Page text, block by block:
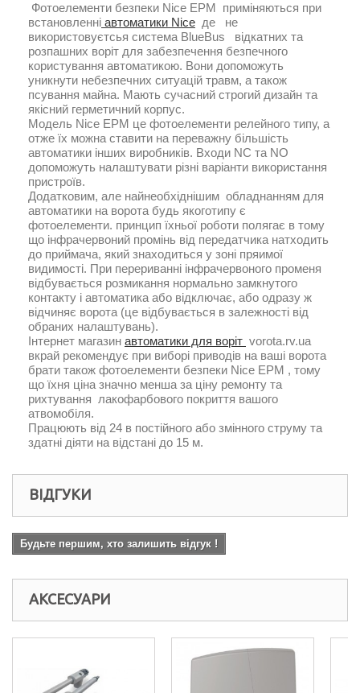
Фотоелементи безпеки Nice EPM приміняються при
встановленні автоматики Nice де
не
використовуєтсья система BlueBus
відкатних та
розпашних воріт для забезпечення безпечного
користування автоматикою. Вони допоможуть
уникнути небезпечних ситуацій травм, а також
псування майна. Мають сучасний строгий дизайн та
якісний герметичний корпус.
Модель Nice EPM це фотоелементи релейного типу, а
отже їх можна ставити на переважну більшість
автоматики інших виробників. Входи NC та NO
допоможуть налаштувати різні варіанти використання
пристроїв.
Додатковим, але найнеобхіднішим обладнанням для
автоматики на ворота будь якоготипу є
фотоелементи. принцип їхньої роботи полягає в тому
що інфрачервоний промінь від передатчика натходить
до приймача, який знаходиться у зоні пряимої
видимості. При перериванні інфрачервоного променя
відбувається розмикання нормально замкнутого
контакту і автоматика або відключає, або одразу ж
відчиняє ворота (це відбувається в залежності від
обраних налаштувань).
Інтернет магазин автоматики для воріт vorota.rv.ua
вкрай рекомендує при виборі приводів на ваші ворота
брати також фотоелементи безпеки Nice EPM , тому
що їхня ціна значно менша за ціну ремонту та
рихтування лакофарбового покриття вашого
атвомобіля.
Працюють від 24 в постійного або змінного струму та
здатні діяти на відстані до 15 м.
ВІДГУКИ
Будьте першим, хто залишить відгук !
АКСЕСУАРИ